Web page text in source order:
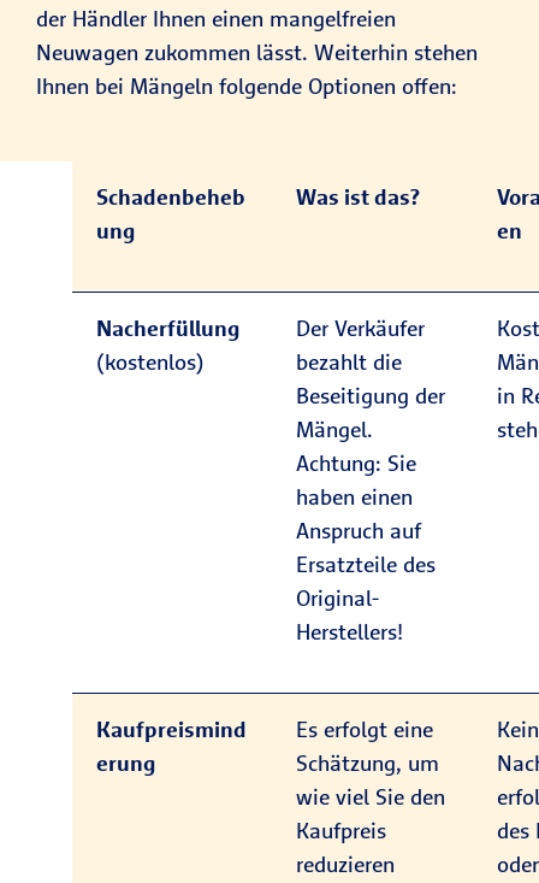
der Händler Ihnen einen mangelfreien
Neuwagen zukommen lässt. Weiterhin stehen
Ihnen bei Mängeln folgende Optionen offen:
Schadenbeheb
ung
Was ist das?
en
Nacherfüllung
(kostenlos)
Der Verkäufer
bezahlt die
Beseitigung der
Mängel.
Achtung: Sie
haben einen
Anspruch auf
Ersatzteile des
Original-
Herstellers!
in
Kaufpreismind
erung
Es erfolgt eine
Schätzung, um
wie viel Sie den
Kaufpreis
reduzieren
des